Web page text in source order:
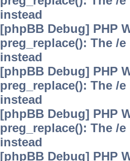
instead
[phpBB Debug] PHP
preg_replace(): The /
instead
[phpBB Debug] PHP
preg_replace(): The /
instead
[phpBB Debug] PHP
preg_replace(): The /
instead
[phpBB Debug] PHP